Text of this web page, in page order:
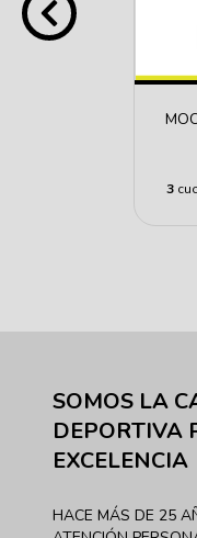
3
SOMOS LA
DEPORTIVA
EXCELENCIA
HACE MÁS DE 25